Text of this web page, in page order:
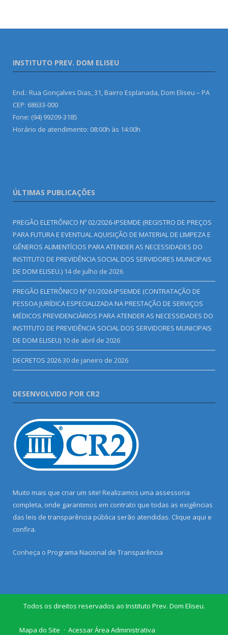
INSTITUTO PREV. DOM ELISEU
End.: Rua Gonçalves Dias, 31, Bairro Esplanada, Dom Eliseu – PA
CEP: 68633-000
Fone: (94) 99209-3185
Horário de atendimento: 08:00h às 14:00h
ÚLTIMAS PUBLICAÇÕES
PREGÃO ELETRÔNICO Nº 02/2026-IPSEMDE (REGISTRO DE PREÇOS
PARA FUTURA E EVENTUAL AQUISIÇÃO DE MATERIAL DE LIMPEZA E
GÊNEROS ALIMENTÍCIOS PARA ATENDER AS NECESSIDADES DO
INSTITUTO DE PREVIDÊNCIA SOCIAL DOS SERVIDORES MUNICIPAIS
DE DOM ELISEU.) 14 de julho de 2026
PREGÃO ELETRÔNICO Nº 01/2026-IPSEMDE (CONTRATAÇÃO DE
PESSOA JURÍDICA ESPECIALIZADA NA PRESTAÇÃO DE SERVIÇOS
MÉDICOS PREVIDENCIÁRIOS PARA ATENDER AS NECESSIDADES DO
INSTITUTO DE PREVIDÊNCIA SOCIAL DOS SERVIDORES MUNICIPAIS
DE DOM ELISEU) 10 de abril de 2026
DECRETOS 202630 de janeiro de 2026
DESENVOLVIDO POR CR2
Muito mais que criar um site! Realizamos uma assessoria
completa, onde garantimos em contrato que todas as exigências
das leis de transparência pública serão atendidas. Clique aqui e
confira.
Conheça o Programa Nacional de Transparência
Todos os direitos reservados ao Instituto Prev. Dom Eliseu.
Mapa do Site
Acessar Área Administrativa